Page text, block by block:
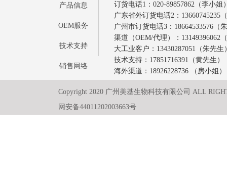
产品信息
OEM服务
技术支持
销售网络
订货电话1：020-89857862（李小姐
广东省外订货电话2：13660745235
广州市订货电话3：18664533576（
渠道（OEM/代理）：13149396062
大工业客户：13430287051（朱先生
技术支持：17851716391（黄先生）
海外渠道：18926228736 （房小姐）
Copyright 2020 广州美基生物科技有限公司 ALL
网安备44011202003663号